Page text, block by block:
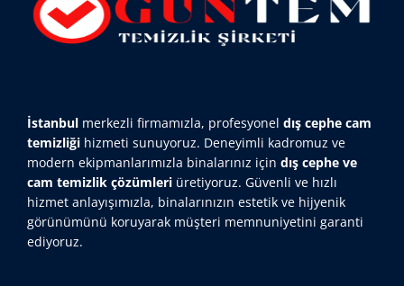
İstanbul merkezli firmamızla, profesyonel dış cephe cam
temizliği hizmeti sunuyoruz. Deneyimli kadromuz ve
modern ekipmanlarımızla binalarınız için dış cephe ve
cam temizlik çözümleri üretiyoruz. Güvenli ve hızlı
hizmet anlayışımızla, binalarınızın estetik ve hijyenik
görünümünü koruyarak müşteri memnuniyetini garanti
ediyoruz.